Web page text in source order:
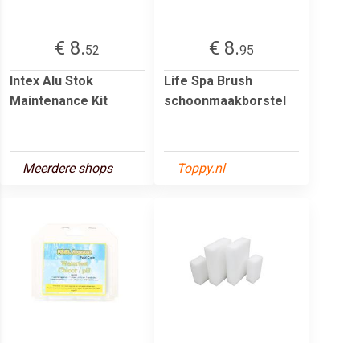
€ 8.52
Intex Alu Stok
Maintenance Kit
Meerdere shops
€ 8.95
Life Spa Brush
schoonmaakborstel
Toppy.nl